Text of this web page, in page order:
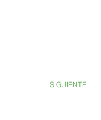
SIGUIENTE